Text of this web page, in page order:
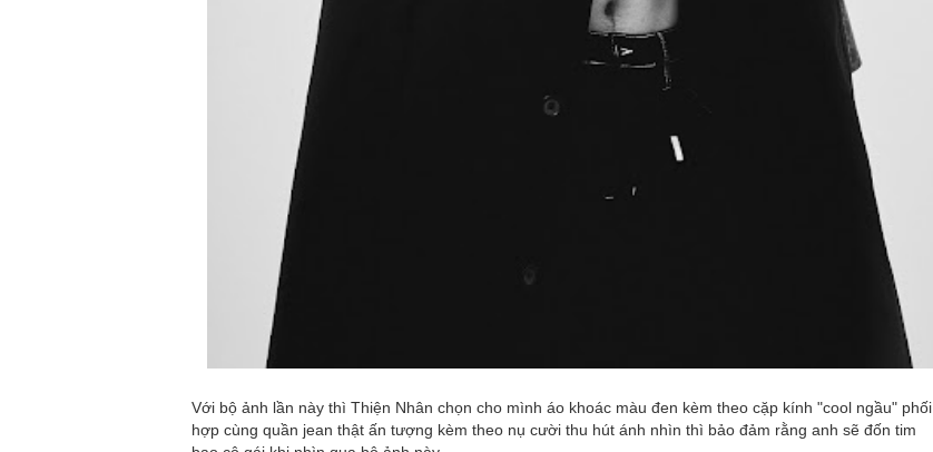
Với bộ ảnh lần này thì Thiện Nhân chọn cho mình áo khoác màu đen kèm theo cặp kính "cool ngầu" phối
hợp cùng quần jean thật ấn tượng kèm theo nụ cười thu hút ánh nhìn thì bảo đảm rằng anh sẽ đốn tim